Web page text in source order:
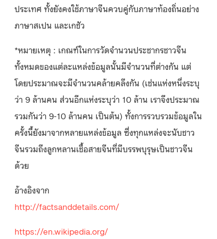
ประเทศ ทั้งยังคงใช้ภาษาจีนควบคู่กับภาษาท้องถิ่นอย่าง
ภาษาสเปน และเกชัว
*หมายเหตุ : เกณฑ์ในการวัดจำนวนประชากรชาวจีน
ทั้งหมดของแต่ละแหล่งข้อมูลนั้นมีจำนวนที่ต่างกัน แต่
โดยประมาณจะมีจำนวนคล้ายคลึงกัน (เช่นแห่งหนึ่งระบุ
ว่า 9 ล้านคน ส่วนอีกแห่งระบุว่า 10 ล้าน เราจึงประมาณ
รวมกันว่า 9-10 ล้านคน เป็นต้น) ทั้งการรวบรวมข้อมูลใน
ครั้งนี้ยังมาจากหลายแหล่งข้อมูล ซึ่งทุกแหล่งจะนับชาว
จีนรวมถึงลูกหลานเชื้อสายจีนที่มีบรรพบุรุษเป็นชาวจีน
ด้วย
อ้างอิงจาก
http://factsanddetails.com/
https://en.wikipedia.org/